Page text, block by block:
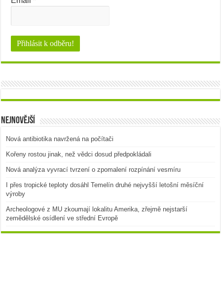
Nejnovější
Nová antibiotika navržená na počítači
Kořeny rostou jinak, než vědci dosud předpokládali
Nová analýza vyvrací tvrzení o zpomalení rozpínání vesmíru
I přes tropické teploty dosáhl Temelín druhé nejvyšší letošní měsíční
výroby
Archeologové z MU zkoumají lokalitu Amerika, zřejmě nejstarší
zemědělské osídlení ve střední Evropě